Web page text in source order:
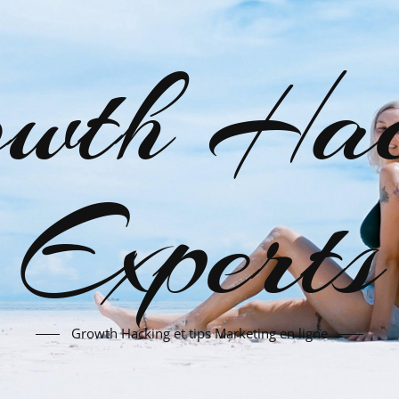
Experts
Growth Hacking et tips Marketing en ligne